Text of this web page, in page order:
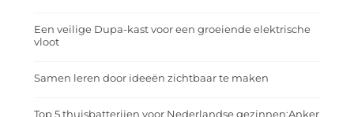
Een veilige Dupa-kast voor een groeiende elektrische
vloot
Samen leren door ideeën zichtbaar te maken
Top 5 thuisbatterijen voor Nederlandse gezinnen:Anker